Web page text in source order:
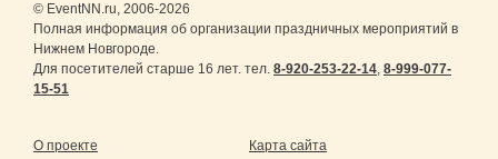
© EventNN.ru, 2006-2026
Полная информация об организации праздничных мероприятий в
Нижнем Новгороде.
Для посетителей старше 16 лет. тел. 8-920-253-22-14, 8-999-077-
15-51
О проекте Карта сайта